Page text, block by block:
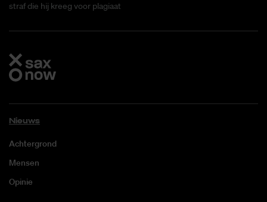
straf die hij kreeg voor plagiaat
Nieuws
Achtergrond
Mensen
Opinie